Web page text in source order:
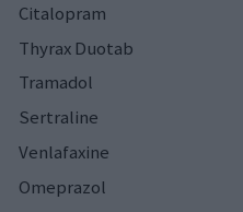
Citalopram
Thyrax Duotab
Tramadol
Sertraline
Venlafaxine
Omeprazol